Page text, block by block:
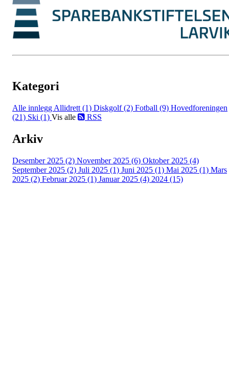
Kategori
Alle innlegg Allidrett (1) Diskgolf (2) Fotball (9) Hovedforeningen
(21) Ski (1) Vis alle RSS
Arkiv
Desember 2025 (2) November 2025 (6) Oktober 2025 (4)
September 2025 (2) Juli 2025 (1) Juni 2025 (1) Mai 2025 (1) Mars
2025 (2) Februar 2025 (1) Januar 2025 (4) 2024 (15)